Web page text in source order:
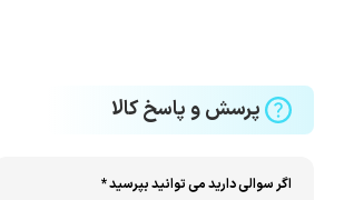
پرسش و پاسخ کالا
اگر سوالی دارید می توانید بپرسید *